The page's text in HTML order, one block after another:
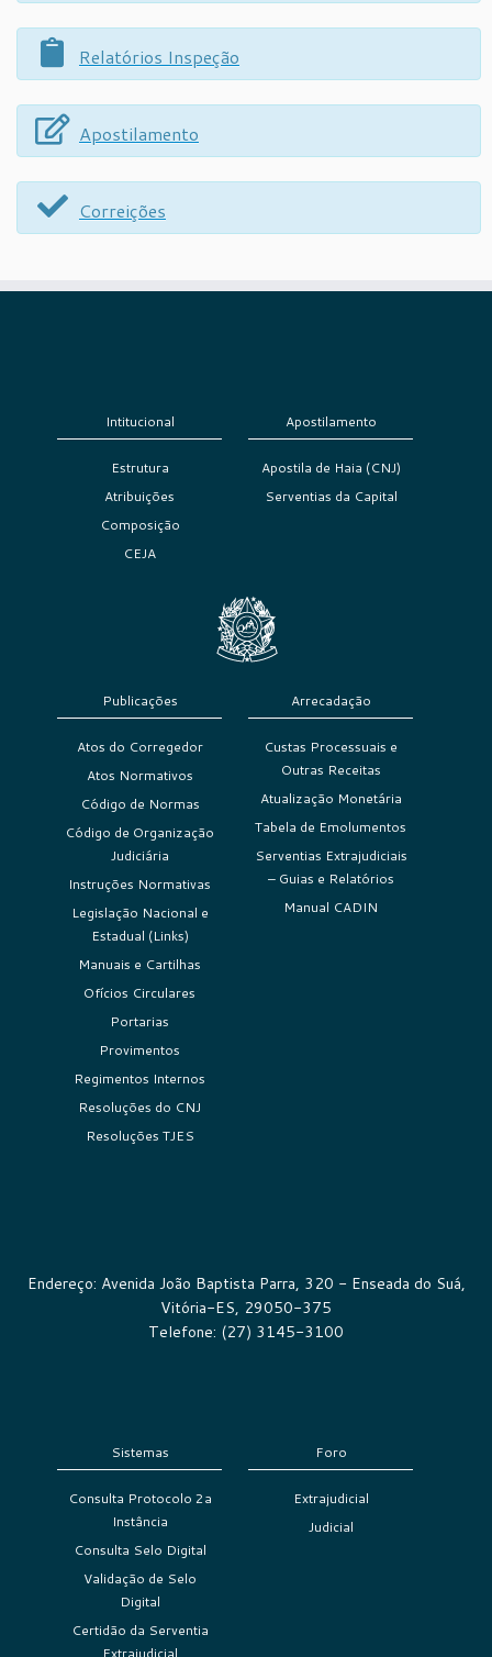
Relatórios Inspeção
Apostilamento
Correições
Intitucional
Estrutura
Atribuições
Composição
CEJA
Apostilamento
Apostila de Haia (CNJ)
Serventias da Capital
Publicações
Atos do Corregedor
Atos Normativos
Código de Normas
Código de Organização
Judiciária
Instruções Normativas
Legislação Nacional e
Estadual (Links)
Manuais e Cartilhas
Ofícios Circulares
Portarias
Provimentos
Regimentos Internos
Resoluções do CNJ
Resoluções TJES
Arrecadação
Custas Processuais e
Outras Receitas
Atualização Monetária
Tabela de Emolumentos
Serventias Extrajudiciais
– Guias e Relatórios
Manual CADIN
Endereço: Avenida João Baptista Parra, 320 - Enseada do Suá,
Vitória-ES, 29050-375
Telefone: (27) 3145-3100
Sistemas
Consulta Protocolo 2a
Instância
Consulta Selo Digital
Validação de Selo
Digital
Certidão da Serventia
Extrajudicial
Foro
Extrajudicial
Judicial